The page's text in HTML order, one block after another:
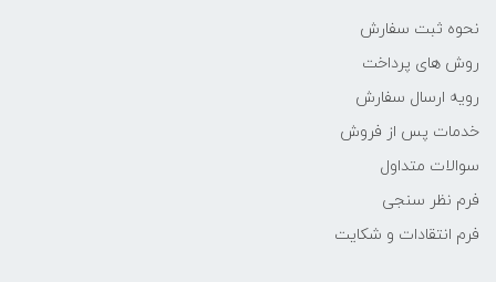
نحوه ثبت سفارش
روش های پرداخت
رویه ارسال سفارش
خدمات پس از فروش
سوالات متداول
فرم نظر سنجی
فرم انتقادات و شکایت